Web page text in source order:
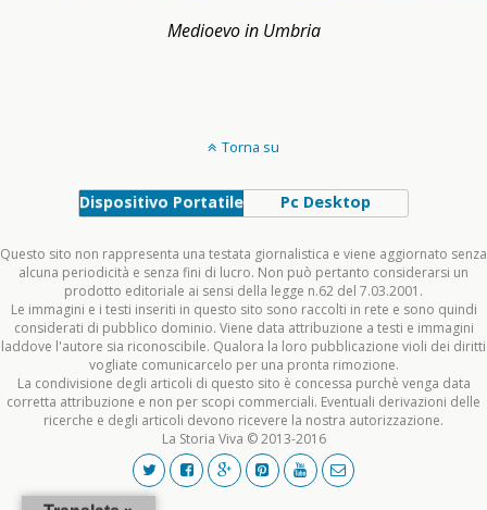
Medioevo in Umbria
Torna su
Dispositivo Portatile Pc Desktop
Questo sito non rappresenta una testata giornalistica e viene aggiornato senza
alcuna periodicità e senza fini di lucro. Non può pertanto considerarsi un
prodotto editoriale ai sensi della legge n.62 del 7.03.2001.
Le immagini e i testi inseriti in questo sito sono raccolti in rete e sono quindi
considerati di pubblico dominio. Viene data attribuzione a testi e immagini
laddove l'autore sia riconoscibile. Qualora la loro pubblicazione violi dei diritti
vogliate comunicarcelo per una pronta rimozione.
La condivisione degli articoli di questo sito è concessa purchè venga data
corretta attribuzione e non per scopi commerciali. Eventuali derivazioni delle
ricerche e degli articoli devono ricevere la nostra autorizzazione.
La Storia Viva © 2013-2016